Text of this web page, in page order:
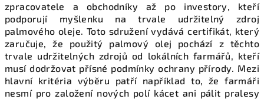
zpracovatele a obchodníky až po investory, kteří
podporují myšlenku na trvale udržitelný zdroj
palmového oleje. Toto sdružení vydává certifikát, který
zaručuje, že použitý palmový olej pochází z těchto
trvale udržitelných zdrojů od lokálních farmářů, kteří
musí dodržovat přísné podmínky ochrany přírody. Mezi
hlavní kritéria výběru patří například to, že farmáři
nesmí pro založení nových polí kácet ani pálit pralesy